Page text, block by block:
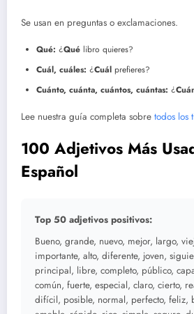
Se usan en preguntas o exclamaciones.
Qué: ¿Qué libro quieres?
Cuál, cuáles: ¿Cuál prefieres?
Cuánto, cuánta, cuántos, cuántas: ¿
Lee nuestra guía completa sobre todos los
100 Adjetivos Más
Español
Top 50 adjetivos positivos:
Bueno, grande, nuevo, mejor, largo,
importante, alto, diferente, joven,
principal, libre, completo, público,
común, fuerte, especial, claro, cierto,
difícil, posible, normal, perfecto, feliz,